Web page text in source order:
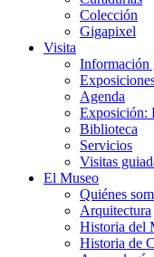
Colección
Gigapixel
Visita
Información
Agenda
Exposición:
Biblioteca
Servicios
Visitas
El Museo
Quiénes
Arquitectura
Historia del
Historia de